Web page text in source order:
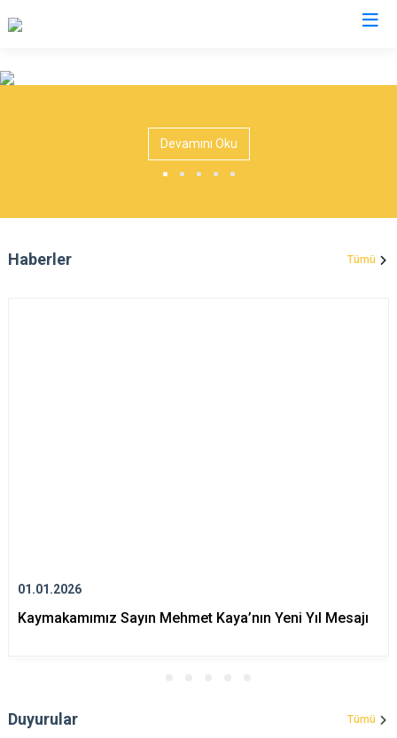
Mazıdağı
Midyat
Nusaybin
Yeşilli
Devamını Oku
Haberler Tümü
01.01.2026
Kaymakamımız Sayın Mehmet Kaya’nın Yeni Yıl Mesajı
Duyurular Tümü